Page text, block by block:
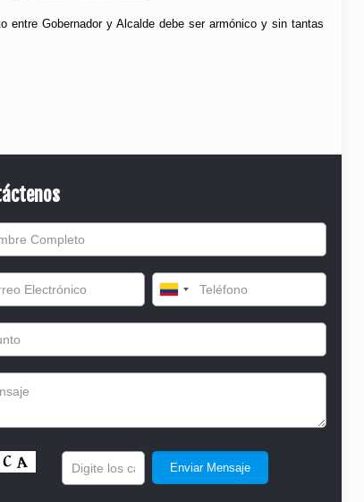
entre Gobernador y Alcalde debe ser armónico y sin tantas